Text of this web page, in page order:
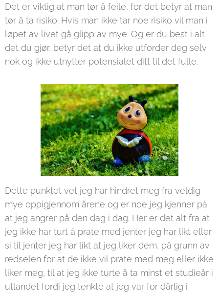
Det er viktig at man tør å feile, for det betyr at man
tør å ta risiko. Hvis man ikke tar noe risiko vil man i
løpet av livet gå glipp av mye. Og er du best i alt
det du gjør, betyr det at du ikke utforder deg selv
nok og ikke utnytter potensialet ditt til det fulle.
Dette punktet vet jeg har hindret meg fra veldig
mye oppigjennom årene og er noe jeg kjenner på
at jeg angrer på den dag i dag. Her er det alt fra at
jeg ikke har turt å prate med jenter jeg har likt eller
si til jenter jeg har likt at jeg liker dem, på grunn av
redselen for at de ikke vil prate med meg eller ikke
liker meg, til at jeg ikke turte å ta minst et studieår i
utlandet fordi jeg tenkte at jeg var for dårlig i